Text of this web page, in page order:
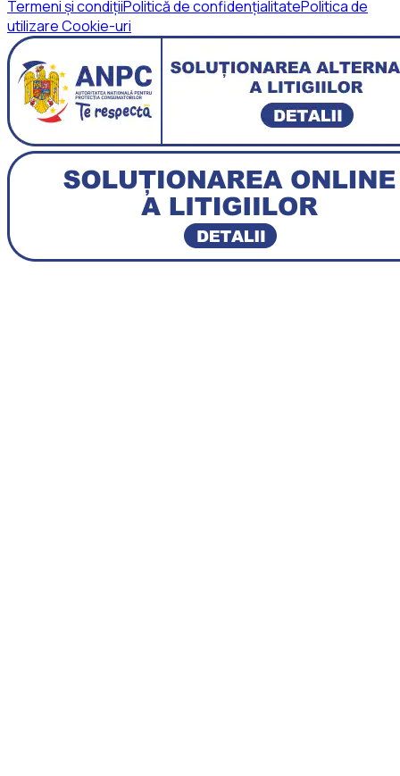
Termeni și condițiiPolitică de confidențialitatePolitica de
utilizare Cookie-uri